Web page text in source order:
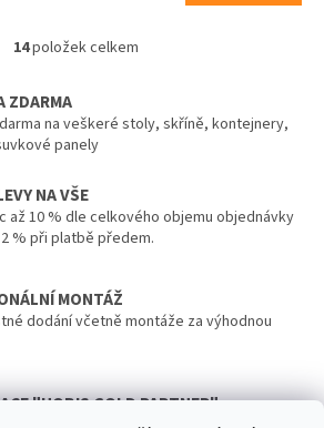
M
O
á
d
c
í
p
r
k
y
v
i
14položek celkem
ZDARMA
na veškeré stoly, skříně, kontejnery,
panely
NA VŠE
až 10 % dle celkového objemu objednávky
% při platbě předem.
MONTÁŽ
dodání včetně montáže za výhodnou
"HOBIS GOLD PARTNER"